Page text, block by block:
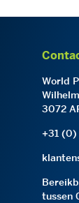
World
3072
+31
tussen